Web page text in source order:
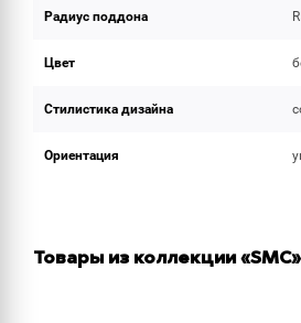
Радиус поддона
Цвет
Стилистика дизайна
Ориентация
Товары из коллекции «SMC»